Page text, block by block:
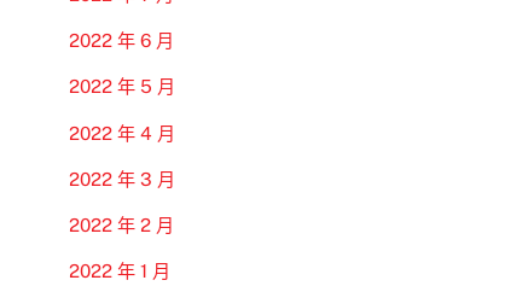
2022 年 6 月
2022 年 5 月
2022 年 4 月
2022 年 3 月
2022 年 2 月
2022 年 1 月